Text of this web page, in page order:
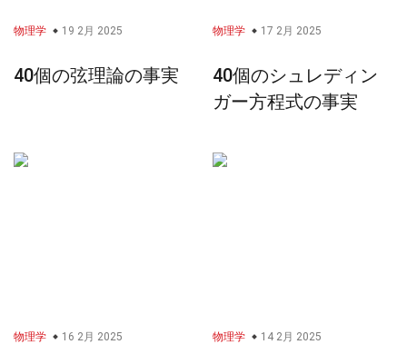
物理学 19 2月 2025
40個の弦理論の事実
物理学 17 2月 2025
40個のシュレディン
ガー方程式の事実
物理学 16 2月 2025 物理学 14 2月 2025